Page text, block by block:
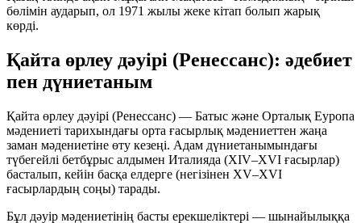
бөлімін аударып, ол 1971 жылы жеке кітап болып жарық
көрді.
Қайта өрлеу дәуірі (Ренессанс): әдебиет
пен дүниетаным
Қайта өрлеу дәуірі (Ренессанс) — Батыс және Орталық Еуропа
мәдениеті тарихындағы орта ғасырлық мәдениеттен жаңа
заман мәдениетіне өту кезеңі. Адам дүниетанымындағы
түбегейлі бетбұрыс алдымен Италияда (XIV–XVI ғасырлар)
басталып, кейін басқа елдерге (негізінен XV–XVI
ғасырлардың соңы) тарады.
Бұл дәуір мәдениетінің басты ерекшеліктері — шынайылыққа